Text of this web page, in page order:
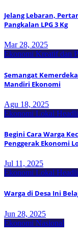
Jelang Lebaran,
Pangkalan LPG 3 Kg
Mar 28, 2025
Ekonomi Kreatif dan
Semangat
Mandiri Ekonomi
Agu 18, 2025
Ekonomi Lokal
Begini Cara Warga
Penggerak Ekonomi
Jul 11, 2025
Ekonomi Lokal
Warga di Desa Ini
Jun 28, 2025
Ekonomi Nasional